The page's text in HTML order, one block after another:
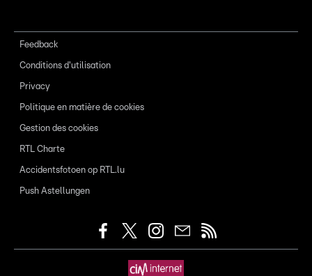
Feedback
Conditions d'utilisation
Privacy
Politique en matière de cookies
Gestion des cookies
RTL Charte
Accidentsfotoen op RTL.lu
Push Astellungen